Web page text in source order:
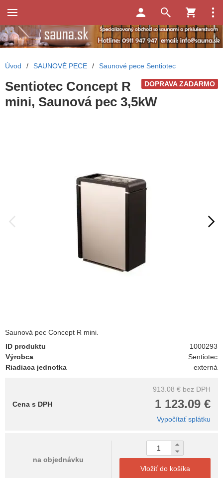
Úvod / SAUNOVÉ PECE / Saunové pece Sentiotec
DOPRAVA ZADARMO
Sentiotec Concept R
mini, Saunová pec 3,5kW
Saunová pec Concept R mini.
ID produktu
1000293
Výrobca
Sentiotec
Riadiaca jednotka
externá
913.08 € bez DPH
1 123.09 €
Cena s DPH
Vypočítať splátku
na objednávku
Vložiť do košíka